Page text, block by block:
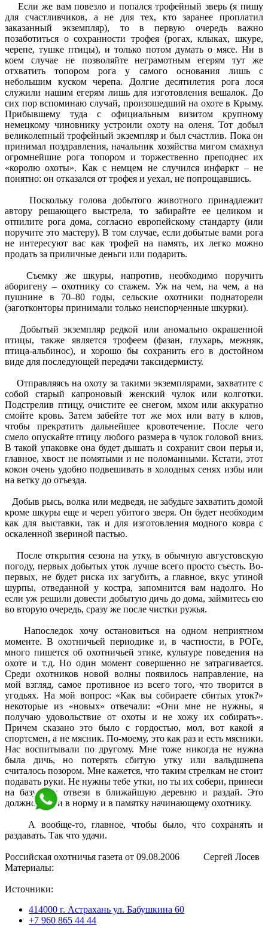
Если же вам повезло и попался трофейный зверь (я пишу
для счастливчиков, а не для тех, кто заранее проплатил
заказанный экземпляр), то в первую очередь важно
позаботиться о сохранности трофея (рогах, клыках, шкуре,
черепе, тушке птицы), и только потом думать о мясе. Ни в
коем случае не позволяйте неграмотным егерям тут же
отхватить топором рога у самого основания лишь с
небольшим куском черепа. Долгие десятилетия рога лося
служили нашим егерям лишь для изготовления вешалок. До
сих пор вспоминаю случай, произошедший на охоте в Крыму.
Прибывшему туда с официальным визитом крупному
немецкому чиновнику устроили охоту на оленя. Тот добыл
великолепный трофейный экземпляр и был счастлив. Пока он
принимал поздравления, начальник хозяйства мигом смахнул
огромнейшие рога топором и торжественно преподнес их
«королю охоты». Как с немцем не случился инфаркт – не
понятно: он отказался от трофея и уехал, не попрощавшись.
Поскольку голова добытого животного принадлежит
автору решающего выстрела, то забирайте ее целиком и
отпилите рога дома, согласно европейскому стандарту (или
поручите это мастеру). В том случае, если добытые вами рога
не интересуют вас как трофей на память, их легко можно
продать за приличные деньги или подарить.
Съемку же шкуры, напротив, необходимо поручить
аборигену – охотнику со стажем. Уж на чем, на чем, а на
пушнине в 70–80 годы, сельские охотники поднаторели
(заготконторы принимали только неиспорченные шкурки).
Добытый экземпляр редкой или аномально окрашенной
птицы, также является трофеем (фазан, глухарь, межняк,
птица-альбинос), и хорошо бы сохранить его в достойном
виде для последующей передачи таксидермисту.
Отправляясь на охоту за такими экземплярами, захватите с
собой старый капроновый женский чулок или колготки.
Подстрелив птицу, очистите ее снегом, мхом или аккуратно
смойте кровь. Затем забейте тот же мох или вату в клюв,
чтобы прекратить дальнейшее кровотечение. После чего
смело опускайте птицу любого размера в чулок головой вниз.
В такой упаковке она будет дышать и сохранит свои перья и,
главное, хвост не помятыми и не поломанными. Кстати, этот
кокон очень удобно подвешивать в холодных сенях избы или
на ветку до отъезда.
Добыв рысь, волка или медведя, не забудьте захватить домой
кроме шкуры еще и череп убитого зверя. Он будет необходим
как для выставки, так и для изготовления модного ковра с
оскаленной звериной пастью.
После открытия сезона на утку, в обычную августовскую
погоду, первых добытых уток лучше всего просто съесть. Во-
первых, не будет риска их загубить, а главное, вкус утиной
шурпы, отведанной у костра, запомнится вам надолго. Но
если уж решили довести добытую дичь до дома, займитесь ею
во вторую очередь, сразу же после чистки ружья.
Напоследок хочу остановиться на одном неприятном
моменте. В охотничьей периодике и, в частности, в РОГе,
много пишется об охотничьей этике, культуре поведения на
охоте и т.д. Но один момент совершенно не затрагивается.
Среди охотников новой волны появилось направление, на
мой взгляд, самое противное из всего того, что творится в
угодьях. На мой вопрос: «Как вы собираете сбитых уток?»
некоторые из «новых» отвечали: «Они мне не нужны, я
получаю удовольствие от охоты и не хожу их собирать».
Причем сказано это было с гордостью, мол, вот какой я
спортсмен, а не мясник. По-моему, это как раз и есть мясники.
Нас воспитывали по другому. Мне тоже никогда не нужна
была дичь, но потерять сбитую утку или вальдшнепа
считалось позором. Мне кажется, что таким стрелкам не стоит
подавать руки. Не нужны тебе утки, но ты их собери, принеси
на базу или отвези в ближайшую деревню и раздай. Это
должно войти в норму и в памятку начинающему охотнику.
А вообще-то, главное, чтобы было, что сохранять и
раздавать. Так что удачи.
Российская охотничья газета от 09.08.2006 Сергей Лосев
Материалы:
Источники:
414000 г. Астрахань ул. Бабушкина 60
+7 960 865 44 44